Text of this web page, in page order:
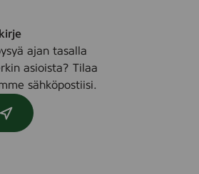
ajan tasalla
asioista? Tilaa
sähköpostiisi.